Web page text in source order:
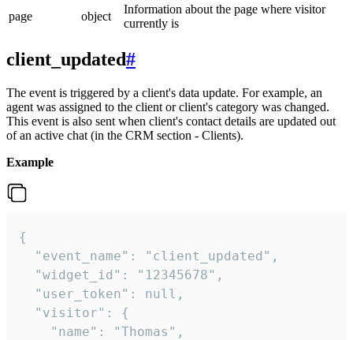
page
object
Information about the page where visitor
currently is
client_updated#
The event is triggered by a client's data update. For example, an
agent was assigned to the client or client's category was changed.
This event is also sent when client's contact details are updated out
of an active chat (in the CRM section - Clients).
Example
{
  "event_name": "client_updated",
  "widget_id": "12345678",
  "user_token": null,
  "visitor": {
    "name": "Thomas",